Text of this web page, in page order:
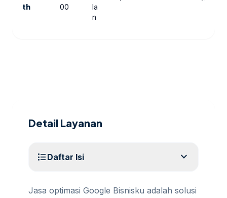
th
00
la
n
Detail Layanan
format_list_bulleted Daftar Isi expand_more
Jasa optimasi Google Bisnisku adalah solusi